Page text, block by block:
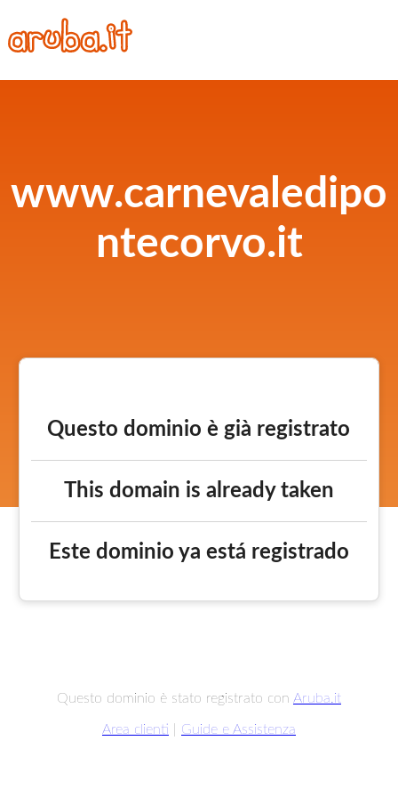
www.carnevaledipo
ntecorvo.it
Questo dominio è già registrato
This domain is already taken
Este dominio ya está registrado
Questo dominio è stato registrato con Aruba.it
Area clienti Guide e Assistenza